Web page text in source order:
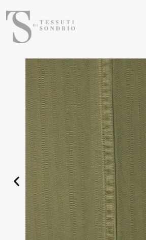
ABOUT US
The labels
Our history
Work with us
Share our fabrics
THE FABRICS